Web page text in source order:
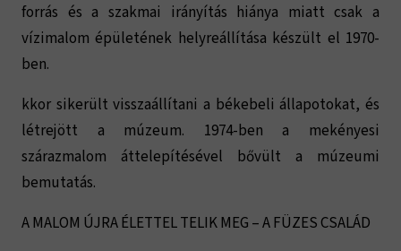
forrás és a szakmai irányítás hiánya miatt csak a
vízimalom épületének helyreállítása készült el 1970-
ben.
kkor sikerült visszaállítani a békebeli állapotokat, és
létrejött a múzeum. 1974-ben a mekényesi
szárazmalom áttelepítésével bővült a múzeumi
bemutatás.
A MALOM ÚJRA ÉLETTEL TELIK MEG – A FÜZES CSALÁD